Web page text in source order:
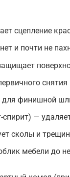
сцепление
и почти не
снятия
для финишной
спирит) —
сколы и
мебели до